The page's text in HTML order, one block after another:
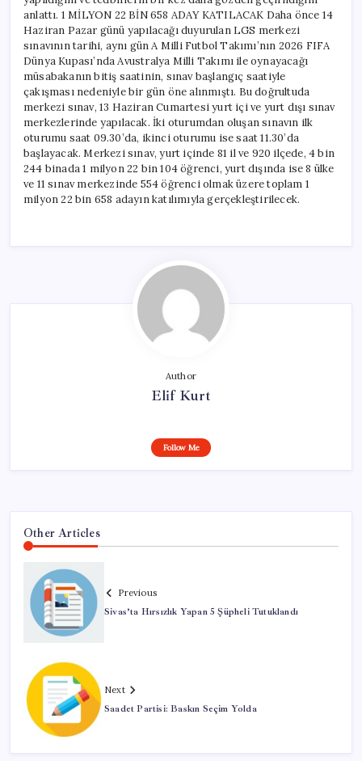
anlattı. 1 MİLYON 22 BİN 658 ADAY KATILACAK Daha önce 14
Haziran Pazar günü yapılacağı duyurulan LGS merkezi
sınavının tarihi, aynı gün A Milli Futbol Takımı’nın 2026 FIFA
Dünya Kupası’nda Avustralya Milli Takımı ile oynayacağı
müsabakanın bitiş saatinin, sınav başlangıç saatiyle
çakışması nedeniyle bir gün öne alınmıştı. Bu doğrultuda
merkezi sınav, 13 Haziran Cumartesi yurt içi ve yurt dışı sınav
merkezlerinde yapılacak. İki oturumdan oluşan sınavın ilk
oturumu saat 09.30’da, ikinci oturumu ise saat 11.30’da
başlayacak. Merkezi sınav, yurt içinde 81 il ve 920 ilçede, 4 bin
244 binada 1 milyon 22 bin 104 öğrenci, yurt dışında ise 8 ülke
ve 11 sınav merkezinde 554 öğrenci olmak üzere toplam 1
milyon 22 bin 658 adayın katılımıyla gerçekleştirilecek.
Author
Elif Kurt
Follow Me
Other Articles
Previous
Sivas’ta Hırsızlık Yapan 5 Şüpheli Tutuklandı
Next
Saadet Partisi: Baskın Seçim Yolda